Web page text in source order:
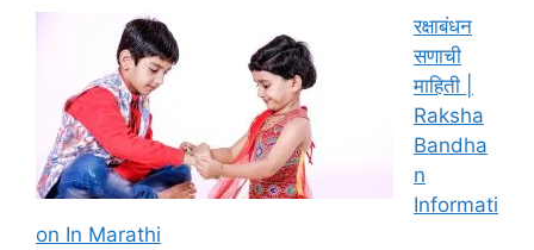
रक्षाबंधन
सणाची
माहिती |
Raksha
Bandha
n
Informati
on In Marathi